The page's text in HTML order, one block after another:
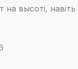
на высоті,